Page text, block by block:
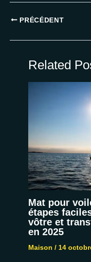
PRÉCÉDENT
Related
Mat pour
étapes
vôtre et
en 2025
Maison / 14